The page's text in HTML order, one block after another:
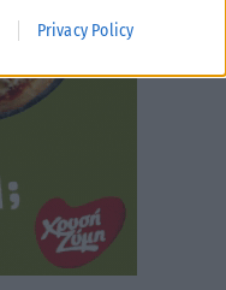
Privacy Policy